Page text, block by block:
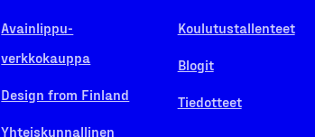
Avainlippu-
verkkokauppa
Design from Finland
Yhteiskunnallinen
Koulutustallenteet
Blogit
Tiedotteet